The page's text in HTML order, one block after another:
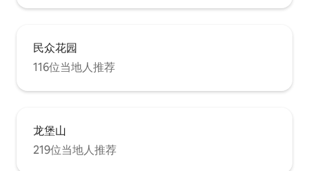
民众花园
116位当地人推荐
龙堡山
219位当地人推荐